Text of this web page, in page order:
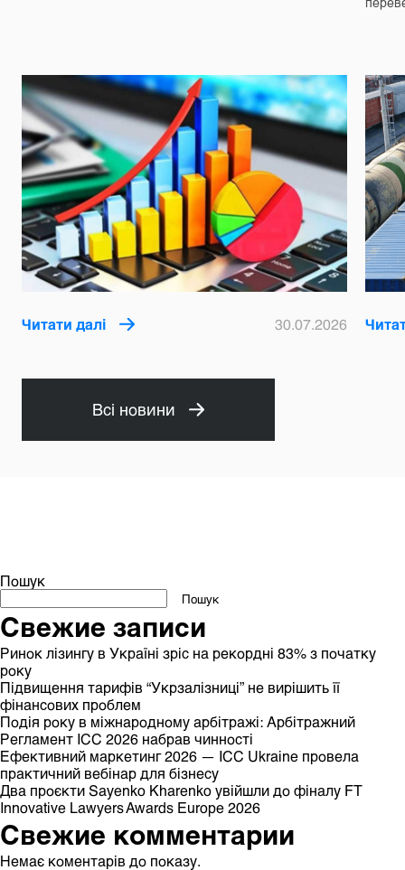
Читати далі 30.07.2026
Всі новини
Пошук
Пошук
Свежие записи
Ринок лізингу в Україні зріс на рекордні 83% з початку
року
Підвищення тарифів “Укрзалізниці” не вирішить її
фінансових проблем
Подія року в міжнародному арбітражі: Арбітражний
Регламент ICC 2026 набрав чинності
Ефективний маркетинг 2026 — ICC Ukraine провела
практичний вебінар для бізнесу
Два проєкти Sayenko Kharenko увійшли до фіналу FT
Innovative Lawyers Awards Europe 2026
Свежие комментарии
Немає коментарів до показу.